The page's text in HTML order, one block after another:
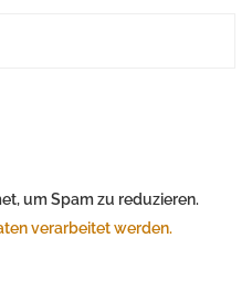
um Spam zu reduzieren.
verarbeitet werden.